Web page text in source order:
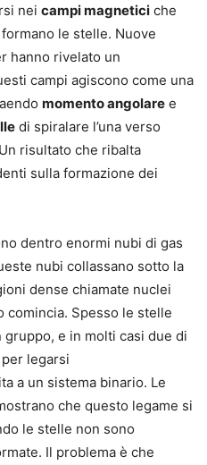
nei campi magnetici che
le stelle. Nuove
hanno rivelato un
campi agiscono come una
momento angolare e
di spiralare l’una verso
risultato che ribalta
sulla formazione dei
dentro enormi nubi di gas
nubi collassano sotto la
dense chiamate nuclei
comincia. Spesso le stelle
e in molti casi due di
legarsi
a un sistema binario. Le
che questo legame si
le stelle non sono
Il problema è che